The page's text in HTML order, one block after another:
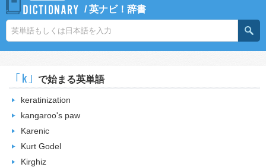
/英ナビ！辞書
｢k｣ で始まる英単語
keratinization
kangaroo's paw
Karenic
Kurt Godel
Kirghiz